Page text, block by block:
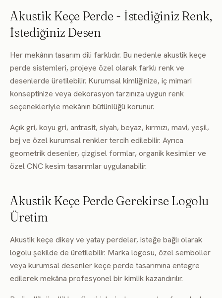
Akustik Keçe Perde - İstediğiniz Renk,
İstediğiniz Desen
Her mekânın tasarım dili farklıdır. Bu nedenle akustik keçe
perde sistemleri, projeye özel olarak farklı renk ve
desenlerde üretilebilir. Kurumsal kimliğinize, iç mimari
konseptinize veya dekorasyon tarzınıza uygun renk
seçenekleriyle mekânın bütünlüğü korunur.
Açık gri, koyu gri, antrasit, siyah, beyaz, kırmızı, mavi, yeşil,
bej ve özel kurumsal renkler tercih edilebilir. Ayrıca
geometrik desenler, çizgisel formlar, organik kesimler ve
özel CNC kesim tasarımlar uygulanabilir.
Akustik Keçe Perde Gerekirse Logolu
Üretim
Akustik keçe dikey ve yatay perdeler, isteğe bağlı olarak
logolu şekilde de üretilebilir. Marka logosu, özel semboller
veya kurumsal desenler keçe perde tasarımına entegre
edilerek mekâna profesyonel bir kimlik kazandırılır.